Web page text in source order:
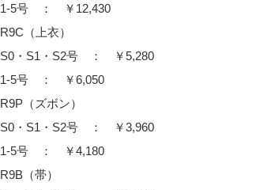
1-5号 ： ￥12,430
R9C（上衣）
S0・S1・S2号 ： ￥5,280
1-5号 ： ￥6,050
R9P（ズボン）
S0・S1・S2号 ： ￥3,960
1-5号 ： ￥4,180
R9B（帯）